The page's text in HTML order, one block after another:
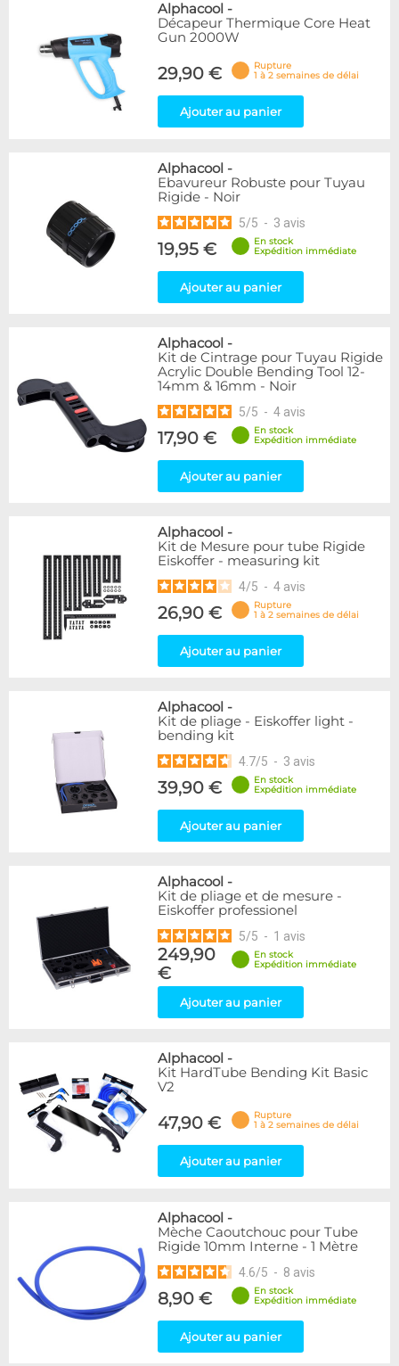
Alphacool -
Décapeur Thermique Core Heat
Gun 2000W
29,90 €
Rupture
1 à 2 semaines de délai
Ajouter au panier
Alphacool -
Ebavureur Robuste pour Tuyau
Rigide - Noir
5/5 - 3 avis
19,95 €
En stock
Expédition immédiate
Ajouter au panier
Alphacool -
Kit de Cintrage pour Tuyau Rigide
Acrylic Double Bending Tool 12-
14mm & 16mm - Noir
5/5 - 4 avis
17,90 €
En stock
Expédition immédiate
Ajouter au panier
Alphacool -
Kit de Mesure pour tube Rigide
Eiskoffer - measuring kit
4/5 - 4 avis
26,90 €
Rupture
1 à 2 semaines de délai
Ajouter au panier
Alphacool -
Kit de pliage - Eiskoffer light -
bending kit
4.7/5 - 3 avis
39,90 €
En stock
Expédition immédiate
Ajouter au panier
Alphacool -
Kit de pliage et de mesure -
Eiskoffer professionel
5/5 - 1 avis
249,90
€
En stock
Expédition immédiate
Ajouter au panier
Alphacool -
Kit HardTube Bending Kit Basic
V2
47,90 €
Rupture
1 à 2 semaines de délai
Ajouter au panier
Alphacool -
Mèche Caoutchouc pour Tube
Rigide 10mm Interne - 1 Mètre
4.6/5 - 8 avis
8,90 €
En stock
Expédition immédiate
Ajouter au panier